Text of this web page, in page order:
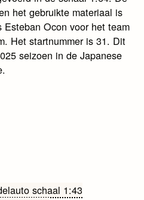
het gebruikte materiaal is
Ocon voor het team
Het startnummer is 31. Dit
seizoen in de Japanese
schaal 1:43